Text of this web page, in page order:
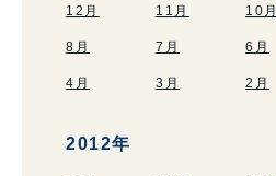
12月 11月 10月
8月 7月 6月
4月 3月 2月
2012年